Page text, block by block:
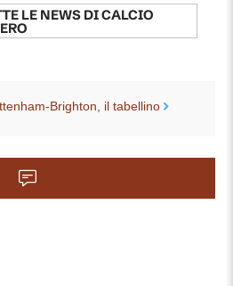
LE NEWS DICALCIO
Brighton, il tabellino